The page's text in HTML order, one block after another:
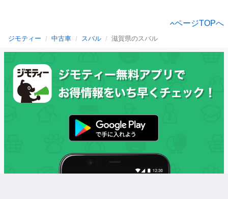
ページTOPへ
ジモティー 中古車 スバル 滋賀県のスバル